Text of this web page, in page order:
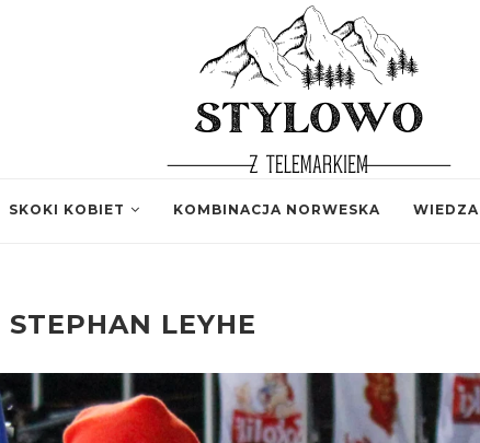
SKOKI KOBIET KOMBINACJA NORWESKA WIEDZA
STEPHAN LEYHE